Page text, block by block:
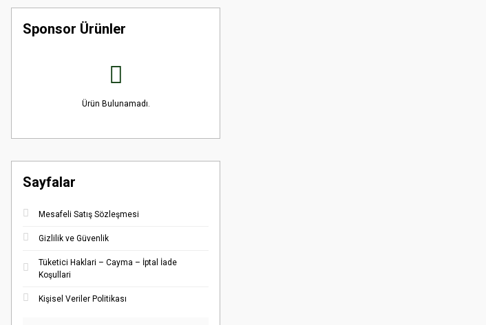
Sponsor Ürünler
Ürün Bulunamadı.
Sayfalar
Mesafeli Satış Sözleşmesi
Gizlilik ve Güvenlik
Tüketici Haklari – Cayma – İptal İade
Koşullari
Kişisel Veriler Politikası